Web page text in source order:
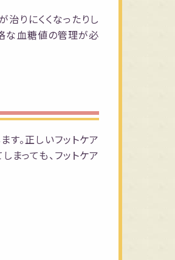
りにくくなったりし
な血糖値の管理が必
。正しいフットケア
まっても、フットケア